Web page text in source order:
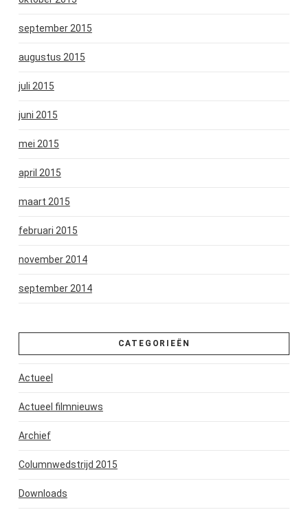
september 2015
augustus 2015
juli 2015
juni 2015
mei 2015
april 2015
maart 2015
februari 2015
november 2014
september 2014
CATEGORIEËN
Actueel
Actueel filmnieuws
Archief
Columnwedstrijd 2015
Downloads